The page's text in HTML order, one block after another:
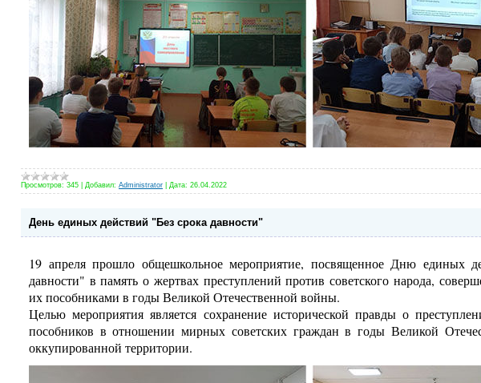
Просмотров: 345 Добавил: Administrator Дата: 26.04.2022
День единых действий "Без срока давности"
19 апреля прошло общешкольное мероприятие, посвященное Дню единых
давности" в память о жертвах преступлений против советского народа,
их пособниками в годы Великой Отечественной войны.
Целью мероприятия является сохранение исторической правды о
пособников в отношении мирных советских граждан в годы Великой
оккупированной территории.